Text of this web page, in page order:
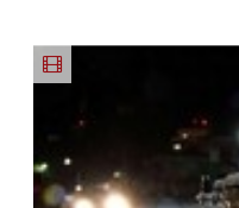
تعویض
پرسشنامه و
دریافت راه